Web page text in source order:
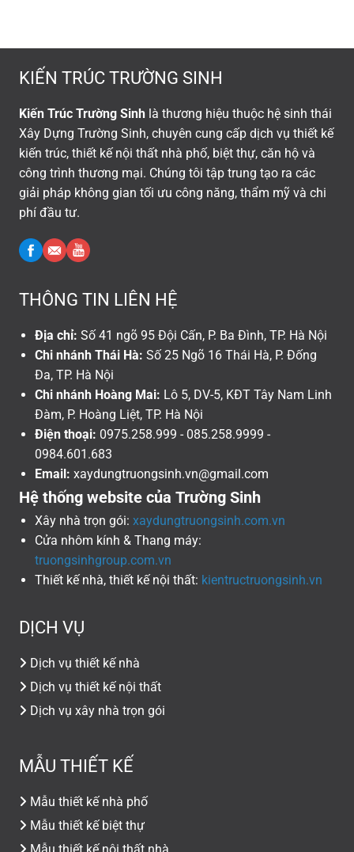
KIẾN TRÚC TRƯỜNG SINH
Kiến Trúc Trường Sinh là thương hiệu thuộc hệ sinh thái
Xây Dựng Trường Sinh, chuyên cung cấp dịch vụ thiết kế
kiến trúc, thiết kế nội thất nhà phố, biệt thự, căn hộ và
công trình thương mại. Chúng tôi tập trung tạo ra các
giải pháp không gian tối ưu công năng, thẩm mỹ và chi
phí đầu tư.
THÔNG TIN LIÊN HỆ
Địa chỉ: Số 41 ngõ 95 Đội Cấn, P. Ba Đình, TP. Hà Nội
Chi nhánh Thái Hà: Số 25 Ngõ 16 Thái Hà, P. Đống
Đa, TP. Hà Nội
Chi nhánh Hoàng Mai: Lô 5, DV-5, KĐT Tây Nam Linh
Đàm, P. Hoàng Liệt, TP. Hà Nội
Điện thoại: 0975.258.999 - 085.258.9999 -
0984.601.683
Email: xaydungtruongsinh.vn@gmail.com
Hệ thống website của Trường Sinh
Xây nhà trọn gói: xaydungtruongsinh.com.vn
Cửa nhôm kính & Thang máy:
truongsinhgroup.com.vn
Thiết kế nhà, thiết kế nội thất: kientructruongsinh.vn
DỊCH VỤ
Dịch vụ thiết kế nhà
Dịch vụ thiết kế nội thất
Dịch vụ xây nhà trọn gói
MẪU THIẾT KẾ
Mẫu thiết kế nhà phố
Mẫu thiết kế biệt thự